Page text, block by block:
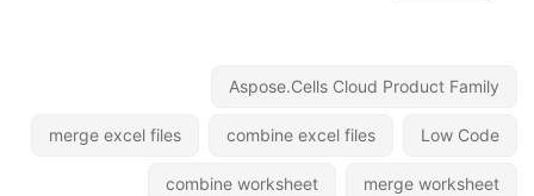
Aspose.Cells Cloud Product Family
Low Code
combine excel files
merge excel files
merge worksheet
combine worksheet